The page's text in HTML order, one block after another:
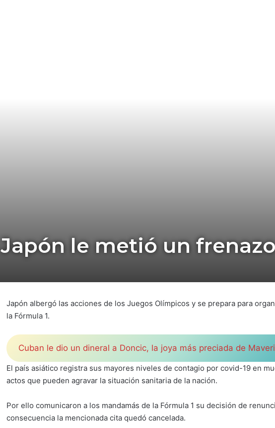
Japón le metió un
Japón albergó las acciones de los Juegos Olímpicos y se prepara para
la Fórmula 1.
Cuban le dio un dineral a Doncic, la joya más preciada de
El país asiático registra sus mayores niveles de contagio por covid-19 en
actos que pueden agravar la situación sanitaria de la nación.
Por ello comunicaron a los mandamás de la Fórmula 1 su decisión de
consecuencia la mencionada cita quedó cancelada.